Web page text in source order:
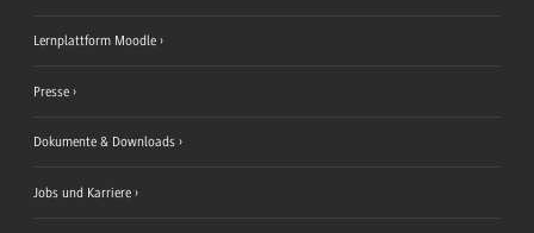
Lernplattform Moodle
Presse
Dokumente & Downloads
Jobs und Karriere